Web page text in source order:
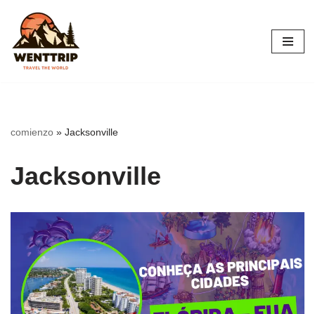
Saltar
al
contenido
comienzo » Jacksonville
Jacksonville